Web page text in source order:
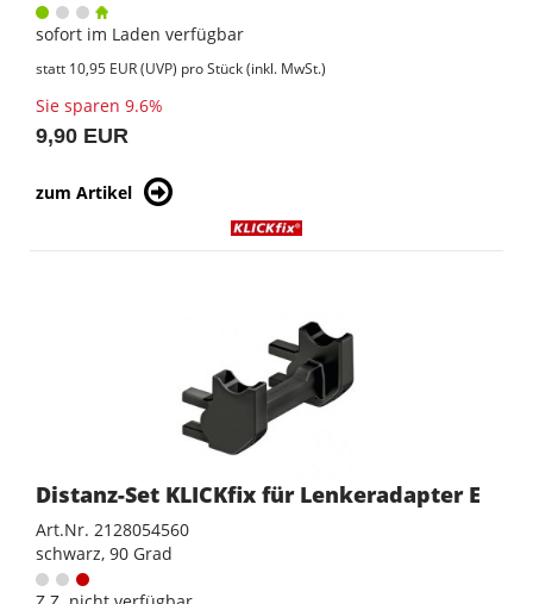
sofort im Laden verfügbar
statt 10,95 EUR(UVP) pro Stück (inkl. MwSt.)
Sie sparen 9.6%
9,90 EUR
zum Artikel
Distanz-Set KLICKfix für Lenkeradapter E
Art.Nr. 2128054560
schwarz, 90 Grad